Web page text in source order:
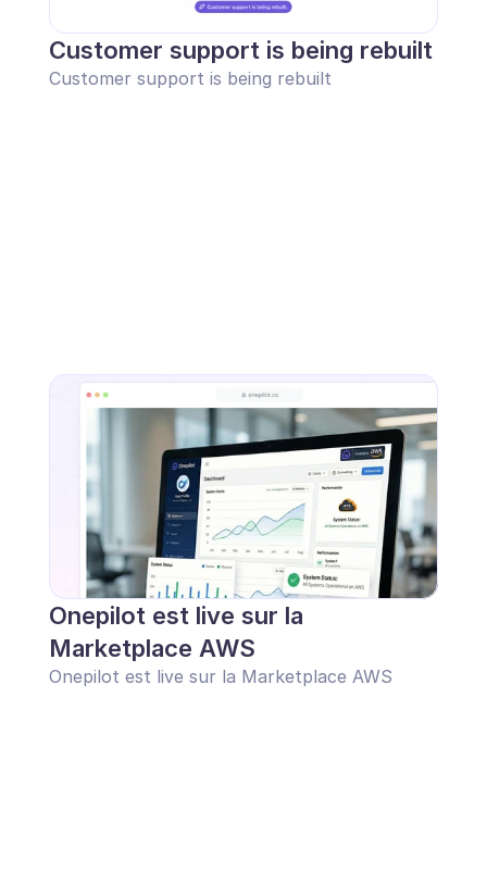
Customer support is being rebuilt
Customer support is being rebuilt
Onepilot est live sur la
Marketplace AWS
Onepilot est live sur la Marketplace AWS